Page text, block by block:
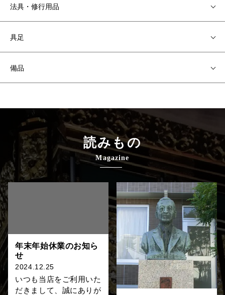
法具・修行用品
具足
備品
読みもの
Magazine
年末年始休業のお知ら
せ
2024.12.25
いつも当店をご利用いた
だきまして、誠にありが